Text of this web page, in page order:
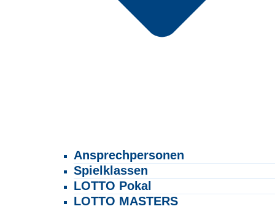
Ansprechpersonen
Spielklassen
LOTTO Pokal
LOTTO MASTERS